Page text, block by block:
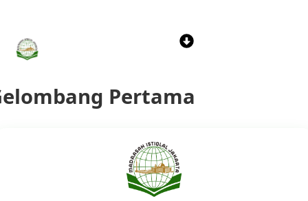
contentMenu
Pertama